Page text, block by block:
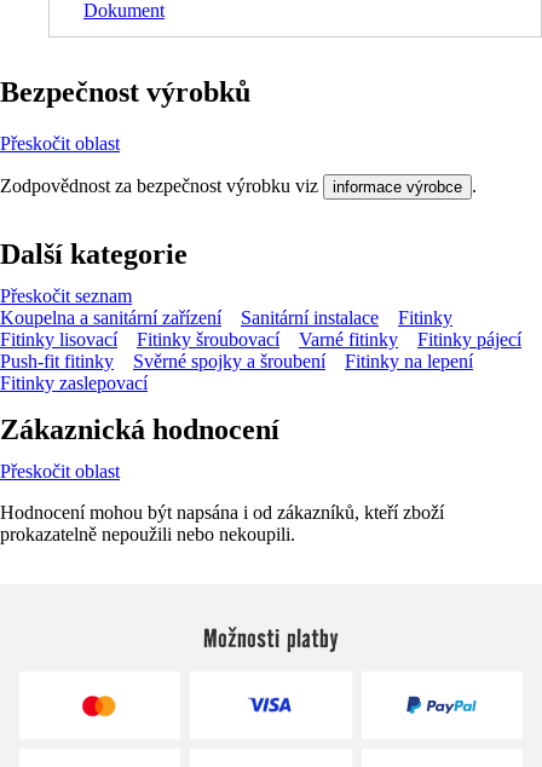
Dokument
Bezpečnost výrobků
Přeskočit oblast
Zodpovědnost za bezpečnost výrobku viz informace výrobce .
Další kategorie
Přeskočit seznam
Koupelna a sanitární zařízení
Sanitární instalace
Fitinky
Fitinky lisovací
Fitinky šroubovací Varné fitinky
Fitinky pájecí
Push-fit fitinky
Svěrné spojky a šroubení
Fitinky na lepení
Fitinky zaslepovací
Zákaznická hodnocení
Přeskočit oblast
Hodnocení mohou být napsána i od zákazníků, kteří zboží
prokazatelně nepoužili nebo nekoupili.
Možnosti platby